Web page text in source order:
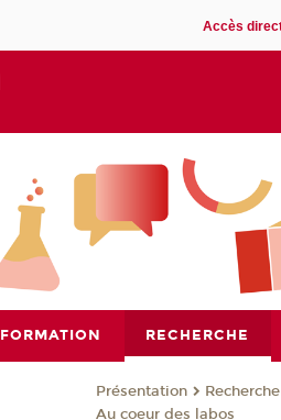
Accès
FORMATION RECHERCHE
Présentation Recherche
Au coeur des labos